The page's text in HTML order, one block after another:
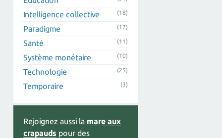
Intelligence collective (18)
Paradigme (17)
Santé (11)
Système monétaire (10)
Technologie (25)
Temporaire (3)
Rejoignez aussi la mare aux
crapauds pour des